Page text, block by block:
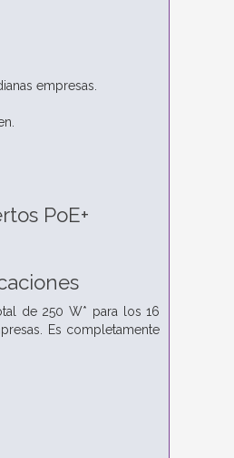
empresas.
PoE+
de 250 W* para los 16
Es completamente